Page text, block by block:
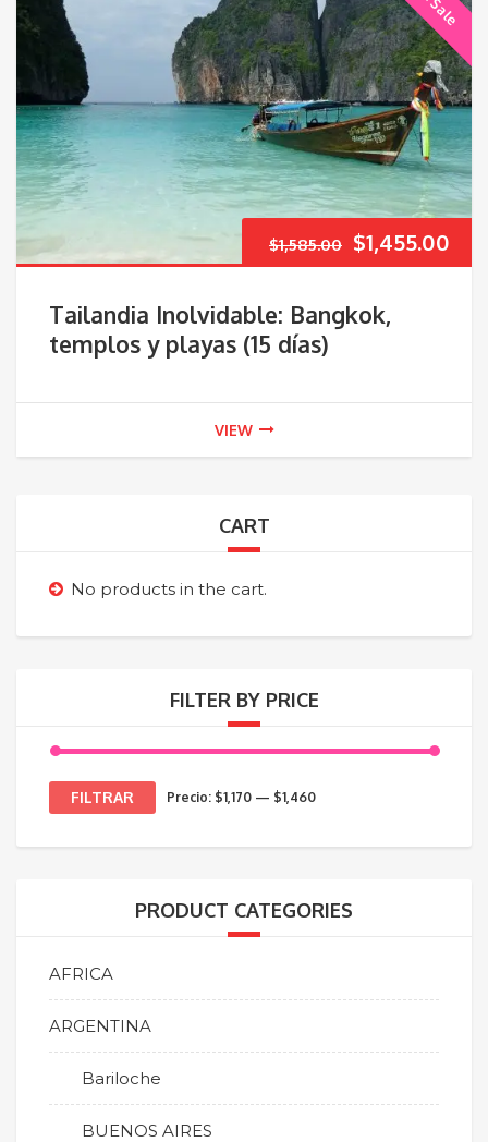
$1,585.00 El
$1,455.00
Tailandia Inolvidable: Bangkok,
templos y playas (15 días)
VIEW
CART
No products in the cart.
FILTER BY PRICE
Precio
Precio
FILTRAR Precio: $1,170 — $1,460
PRODUCT CATEGORIES
AFRICA
ARGENTINA
Bariloche
BUENOS AIRES